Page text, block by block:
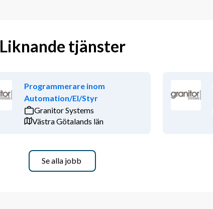
Liknande tjänster
Programmerare inom
Automation/El/Styr
Granitor Systems
Västra Götalands län
Se alla jobb